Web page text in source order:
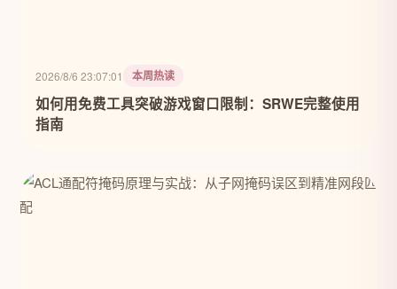
2026/8/6 23:07:01 本周热读
如何用免费工具突破游戏窗口限制：SRWE完整使用
指南